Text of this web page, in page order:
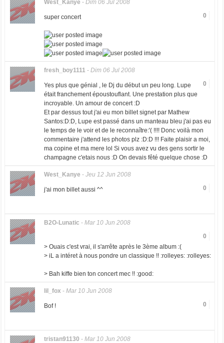
West_Kanye - Dim 06 Jul 2008
0
super concert
fresh_boy1111- Dim 06 Jul 2008
0
Yes plus que génial , le Dj du début un peu long. Lupe
était franchement époustouflant. Une prestation plus que
incroyable. Un amour de concert :D
Et par dessus tout j'ai eu mon billet signet par Mathew
Santos:D:D, Lupe est passé dans un manteau bleu j'ai pas eu
le temps de le voir et de le reconnaître:'( !!!! Donc voilà mon
commentaire j'attend les photos plz :D:D !!! Faite plaisir a moi,
ma copine et ma mere lol Si vous avez vu des gens sortir le
champagne c'etais nous :D On devais fêté quelque chose :D
West_Kanye - Jeu 12 Jun 2008
0
j'ai mon billet aussi ^^
B2O-Lunatic - Mar 10 Jun 2008
0
> Ouais c'est vrai, il s'arrête après le 3ème album :(
> iL a intéret à nous pondre un classique !! :rolleyes: :rolleyes:
> Bah kiffe bien ton concert mec !! :good:
lil_fox - Mar 10 Jun 2008
0
Bof !
tristan91130 - Mar 10 Jun 2008